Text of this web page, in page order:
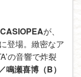
CASIOPEAが、
登場。緻密なア
の音響で炸裂
鳴瀬喜博（B）